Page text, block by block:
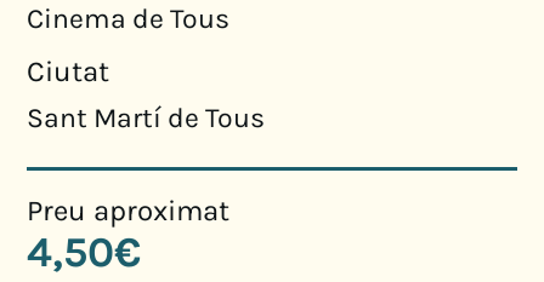
Cinema de Tous
Ciutat
Sant Martí de Tous
Preu aproximat
4,50€